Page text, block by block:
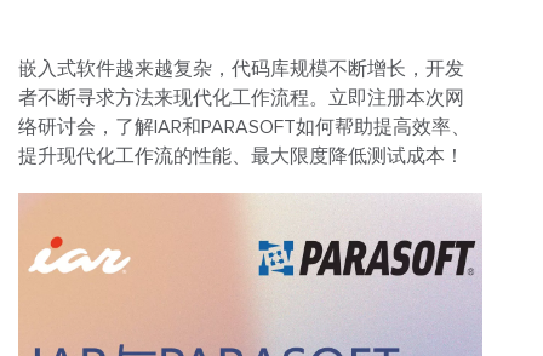
嵌入式软件越来越复杂，代码库规模不断增长，开发
者不断寻求方法来现代化工作流程。立即注册本次网
络研讨会，了解IAR和 PARASOFT如何帮助提高效率、
提升现代化工作流的性能、最大限度降低测试成本！